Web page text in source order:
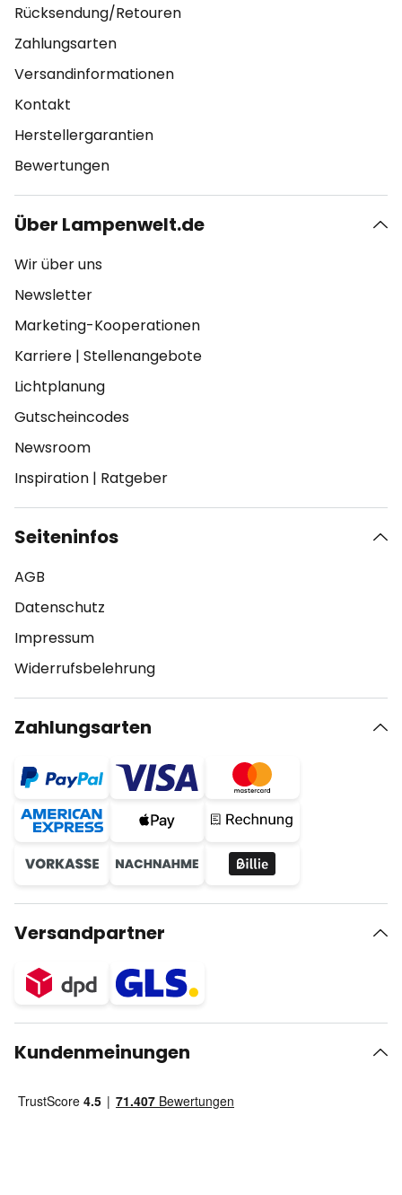
Rücksendung/Retouren
Zahlungsarten
Versandinformationen
Kontakt
Herstellergarantien
Bewertungen
Über Lampenwelt.de
Wir über uns
Newsletter
Marketing-Kooperationen
Karriere | Stellenangebote
Lichtplanung
Gutscheincodes
Newsroom
Inspiration | Ratgeber
Seiteninfos
AGB
Datenschutz
Impressum
Widerrufsbelehrung
Zahlungsarten
Versandpartner
Kundenmeinungen